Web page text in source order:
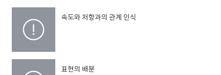
속도와 저항과의 관계 인식
표현의 배분